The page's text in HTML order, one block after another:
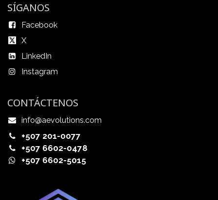
SÍGANOS
Facebook
X
LinkedIn
Instagram
CONTÁCTENOS
info@aevolutions.com
+507 201-0077
+507 6602-0478
+507 6602-5015